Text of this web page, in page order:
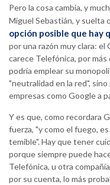
Pero la cosa cambia, y
Miguel Sebastián, y suelta
opción posible que hay
por una razón muy clara:
carece Telefónica, por
podría emplear su
"neutralidad en la red",
empresas como Google a
Y es que, como recordara
fuerza, "y como el fuego,
temible". Hay que tener
porque siempre puede
Telefónica, u otra
por su cuenta, lo más